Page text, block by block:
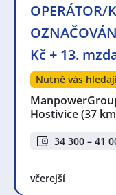
OPERÁTOR/
Kč + 13.
Nutně vás
Hostivice(37
34 300 – 41
včerejší